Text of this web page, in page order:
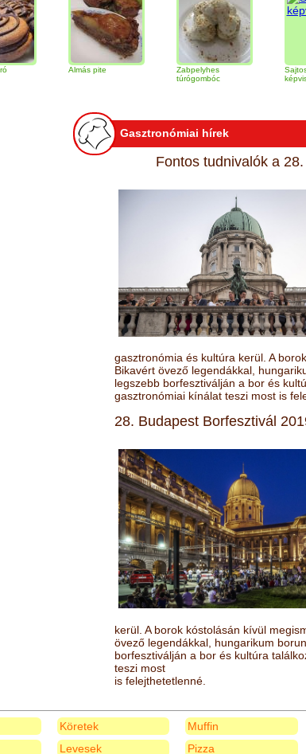
Zabpelyhes
túrógombóc
képviselőfánk
Gasztronómiai hírek
Fontos tudnivalók a
gasztronómia és kultúra kerül. A
Bikavért övező legendákkal,
legszebb borfesztiválján a bor és
gasztronómiai kínálat teszi most is
28. Budapest Borfesztivál
kerül. A borok kóstolásán kívül
övező legendákkal, hungarikum
borfesztiválján a bor és kultúra
teszi most
is felejthetetlenné.
Köretek
Levesek
Muffin
Pizza